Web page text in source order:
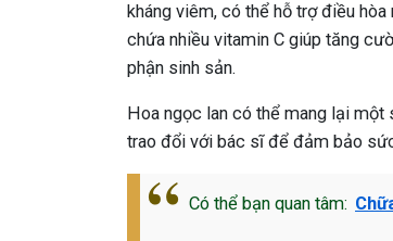
kháng viêm, có thể hỗ trợ điều
chứa nhiều vitamin C giúp tăng
phận sinh sản.
Hoa ngọc lan có thể mang lại
trao đổi với bác sĩ để đảm bảo
Có thể bạn quan tâm: